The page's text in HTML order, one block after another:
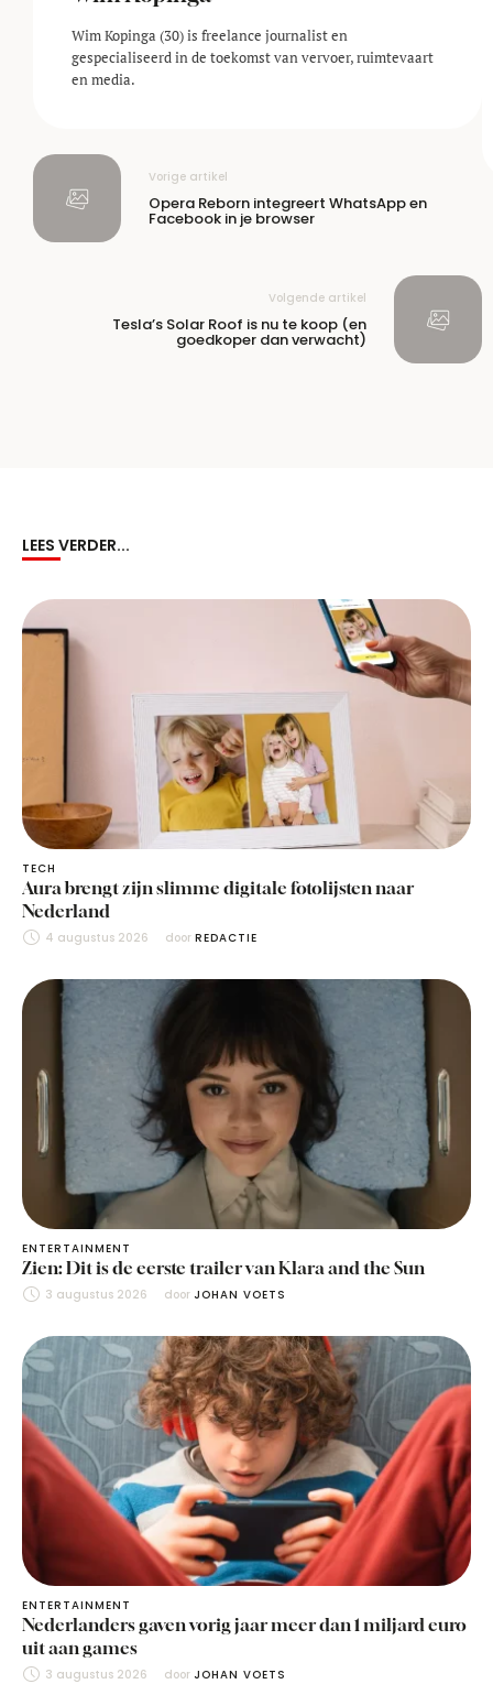
Wim Kopinga (30) is freelance journalist en
gespecialiseerd in de toekomst van vervoer, ruimtevaart
en media.
Vorige artikel
Opera Reborn integreert WhatsApp en
Facebook in je browser
Volgende artikel
Tesla’s Solar Roof is nu te koop (en
goedkoper dan verwacht)
LEES VERDER...
TECH
Aura brengt zijn slimme digitale fotolijsten naar
Nederland
4 augustus 2026 door REDACTIE
ENTERTAINMENT
Zien: Dit is de eerste trailer van Klara and the Sun
3 augustus 2026 door JOHAN VOETS
ENTERTAINMENT
Nederlanders gaven vorig jaar meer dan 1 miljard euro
uit aan games
3 augustus 2026 door JOHAN VOETS